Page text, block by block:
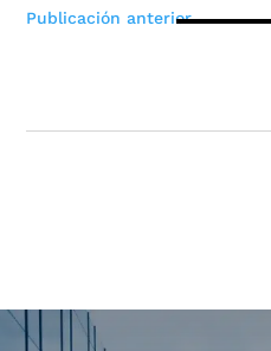
Navegación
Publicación anterior